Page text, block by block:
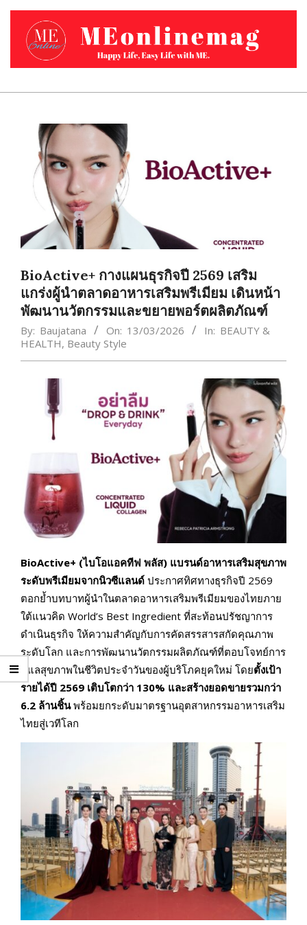
Skip
content
Primary
BioActive+ กางแผนธุรกิจปี 2569 เสริม
แกร่งผู้นำตลาดอาหารเสริมพรีเมียม เดินหน้า
พัฒนานวัตกรรมและขยายพอร์ตผลิตภัณฑ์
By: Baujatana On: 13/03/2026 In: BEAUTY &
HEALTH, Beauty Style
BioActive+ (ไบโอแอคทีฟ พลัส) แบรนด์อาหารเสริมสุขภาพ
ระดับพรีเมียมจากนิวซีแลนด์ ประกาศทิศทางธุรกิจปี 2569
ตอกย้ำบทบาทผู้นำในตลาดอาหารเสริมพรีเมียมของไทยภาย
ใต้แนวคิด World’s Best Ingredient ที่สะท้อนปรัชญาการ
ดำเนินธุรกิจ ให้ความสำคัญกับการคัดสรรสารสกัดคุณภาพ
ระดับโลก และการพัฒนานวัตกรรมผลิตภัณฑ์ที่ตอบโจทย์การ
ดูแลสุขภาพในชีวิตประจำวันของผู้บริโภคยุคใหม่ โดยตั้งเป้า
รายได้ปี 2569 เติบโตกว่า 130% และสร้างยอดขายรวมกว่า
6.2 ล้านชิ้นพร้อมยกระดับมาตรฐานอุตสาหกรรมอาหารเสริม
ไทยสู่เวทีโลก